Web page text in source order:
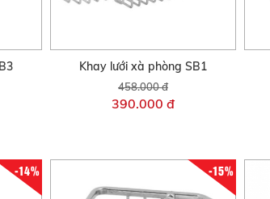
Khay lưới xà phòng SB1
458.000 đ
390.000 đ
-14% -15%